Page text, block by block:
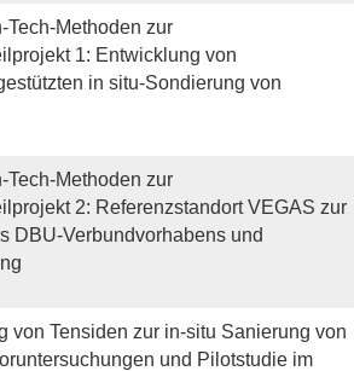
Methoden zur
1: Entwicklung von
in situ-Sondierung von
Methoden zur
2: Referenzstandort VEGAS zur
DBU-Verbundvorhabens und
von Tensiden zur in-situ Sanierung von
und Pilotstudie im